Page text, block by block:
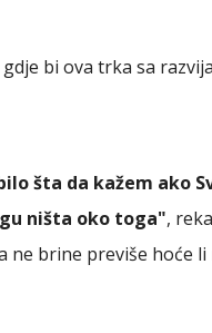
bi ova trka sa
šta da kažem ako
ništa oko toga",
ne brine previše hoće